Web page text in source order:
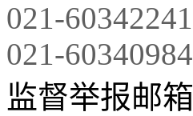
021-60342241
021-60340984
监督举报邮箱